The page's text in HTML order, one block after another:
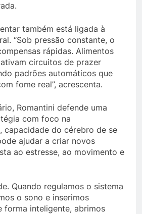
também está ligada à
“Sob pressão constante, o
rápidas. Alimentos
circuitos de prazer
padrões automáticos que
fome real”, acrescenta.
Romantini defende uma
com foco na
capacidade do cérebro de se
ajudar a criar novos
ao estresse, ao movimento e
Quando regulamos o sistema
o sono e inserimos
forma inteligente, abrimos